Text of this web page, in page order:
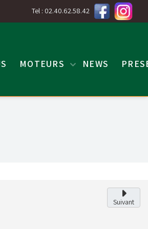
Tel : 02.40.62.58.42
MOTEURS NEWS
Suivant